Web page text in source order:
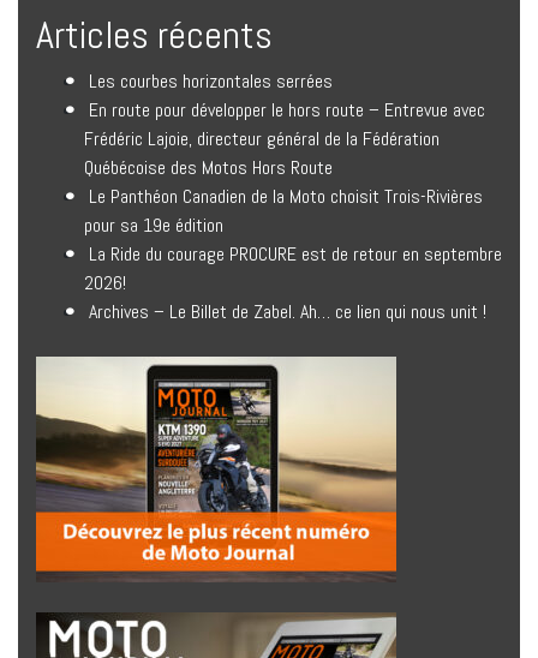
Articles récents
Les courbes horizontales serrées
En route pour développer le hors route – Entrevue avec
Frédéric Lajoie, directeur général de la Fédération
Québécoise des Motos Hors Route
Le Panthéon Canadien de la Moto choisit Trois-Rivières
pour sa 19e édition
La Ride du courage PROCURE est de retour en septembre
2026!
Archives – Le Billet de Zabel. Ah… ce lien qui nous unit !